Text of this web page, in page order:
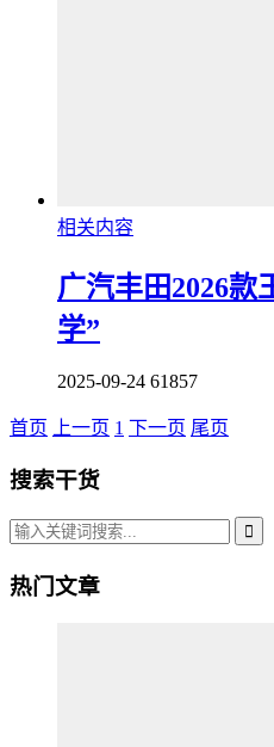
相关内容
广汽丰田2026款
学”
2025-09-24 61857
首页 上一页 1 下一页 尾页
搜索干货
热门文章